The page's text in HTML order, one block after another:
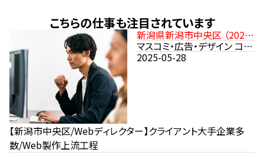
こちらの仕事も注目されています
新潟県新潟市中央区 （2025
年8月開設予定） 転勤なし
マスコミ・広告・デザイン コン
サルタント
2025-05-28
【新潟市中央区/Webディレクター】クライアント大手企業多
数/Web製作上流工程